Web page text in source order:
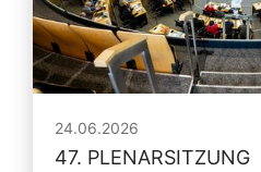
24.06.2026
47. PLENARSITZUNG